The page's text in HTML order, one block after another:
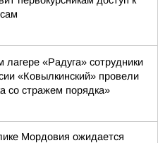
«Радуга» сотрудники
«Ковылкинский» провели
со стражем порядка»
Мордовия ожидается